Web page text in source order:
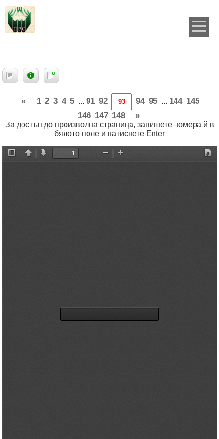
« 1 2 3 4 5 ... 91 92 94 95 ... 144 145
146 147 148 »
За достъп до произволна страница, запишете номера й в
бялото поле и натиснете Enter